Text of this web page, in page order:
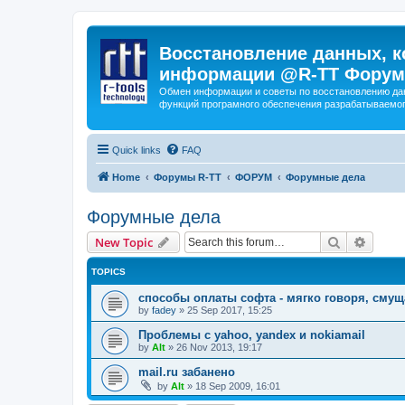
Восстановление данных,
информации @R-TT Форум
Обмен информации и советы по восстановлению
функций програмного обеспечения
Quick links FAQ
Home Форумы R-TT ФОРУМ Форумные дела
Форумные дела
New Topic Search
TOPICS
способы оплаты софта - мягко говоря,
by fadey » 25 Sep 2017, 15:25
Проблемы с yahoo, yandex и nokiamail
by Alt » 26 Nov 2013, 19:17
mail.ru забанено
by Alt » 18 Sep 2009, 16:01